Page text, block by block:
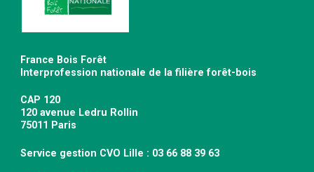
France Bois Forêt
Interprofession nationale de la filière forêt-bois
CAP 120
120 avenue Ledru Rollin
75011 Paris
Service gestion CVO Lille : 03 66 88 39 63